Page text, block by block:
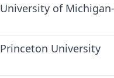
University of
Princeton University